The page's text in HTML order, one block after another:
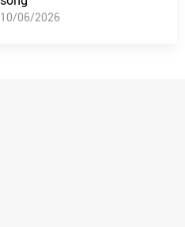
10/06/2026